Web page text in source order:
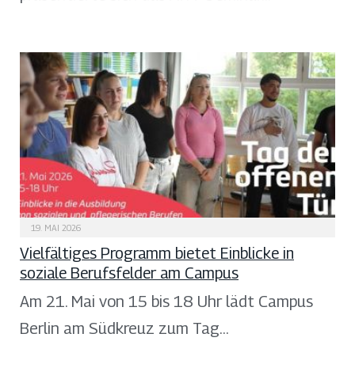
19. MAI 2026
Vielfältiges Programm bietet Einblicke in
soziale Berufsfelder am Campus
Am 21. Mai von 15 bis 18 Uhr lädt Campus
Berlin am Südkreuz zum Tag…